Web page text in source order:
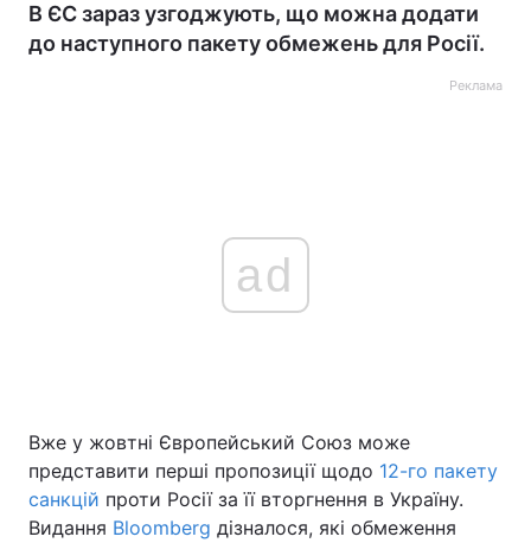
Головна Війна
Україна Політика
В ЄС зараз узгоджують, що можна додати
до наступного пакету обмежень для Росії.
Реклама
ad
Вже у жовтні Європейський Союз може
представити перші пропозиції щодо 12-го пакету
санкцій проти Росії за її вторгнення в Україну.
Видання Bloomberg дізналося, які обмеження